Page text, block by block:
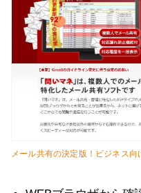
メール共有の決定版！ビジネス向